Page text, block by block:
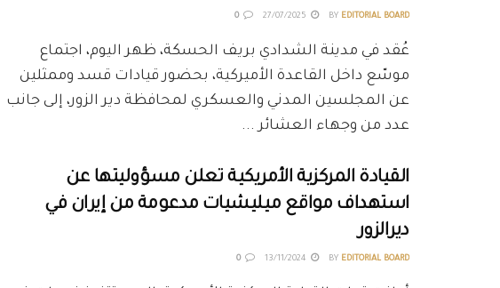
BY EDITORIAL BOARD
0
عُقد في مدينة الشدادي بريف الحسكة، ظهر اليوم، اجتماع
موسّع داخل القاعدة الأميركية، بحضور قيادات قسد وممثلين
عن المجلسين المدني والعسكري لمحافظة دير الزور، إلى جانب
عدد من وجهاء العشائر ...
القيادة المركزية الأمريكية تعلن مسؤوليتها عن
استهداف مواقع ميليشيات مدعومة من إيران في
ديرالزور
BY EDITORIAL BOARD
0